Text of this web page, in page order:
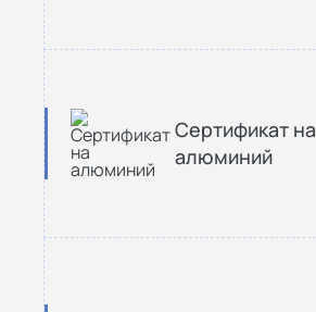
Сертификат на
алюминий